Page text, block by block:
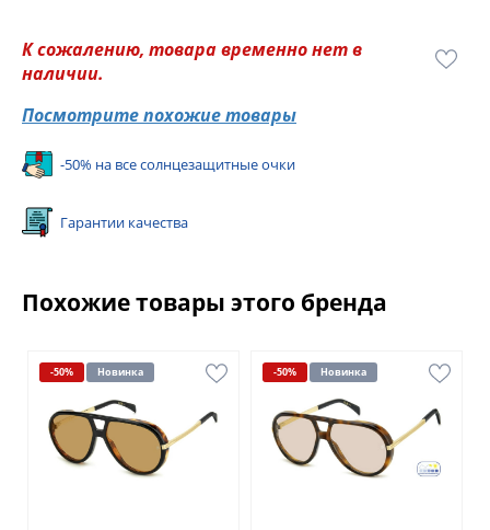
К сожалению, товара временно нет в
наличии.
Посмотрите похожие товары
-50% на все солнцезащитные очки
Гарантии качества
Похожие товары этого бренда
-50% Новинка -50% Новинка